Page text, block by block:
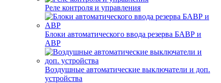
Реле контроля и управления
Блоки автоматического ввода резерва БАВР и
АВР
Воздушные автоматические выключатели и доп.
устройства